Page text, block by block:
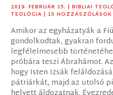
2019. FEBRUÁR 15. |BIBLIAI
TEOLÓGIA | 15 HOZZÁSZÓLÁSOK
Amikor az egyházatyák a
gondolkodtak, gyakran
legfélelmesebb
próbára teszi Ábrahámot.
hogy Isten Izsák
pátriárkát, majd az utolsó